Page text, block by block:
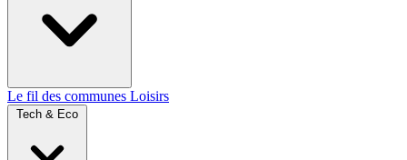
Le fil des communes Loisirs
Tech & Eco